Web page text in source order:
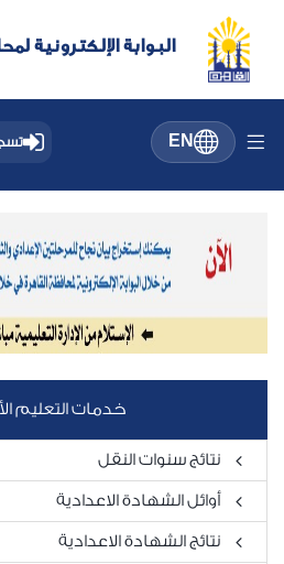
البوابة الإلكترونية
EN
خدمات التعليم
نتائج سنوات النقل
أوائل الشهادة الاعدادية
نتائج الشهادة الاعدادية